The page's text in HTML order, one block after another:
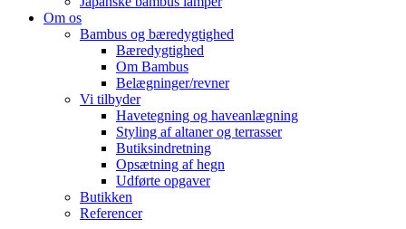
Om os
Bambus og bæredygtighed
Bæredygtighed
Om Bambus
Belægninger/revner
Vi tilbyder
Havetegning og haveanlægning
Styling af altaner og terrasser
Butiksindretning
Opsætning af hegn
Udførte opgaver
Butikken
Referencer